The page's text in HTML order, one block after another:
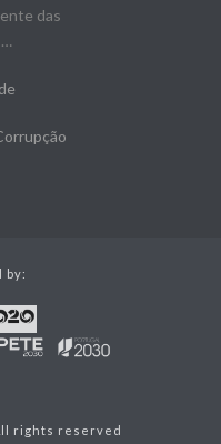
das
…
by:
rights reserved